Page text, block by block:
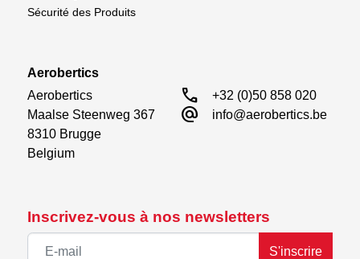
Inscrivez-vous à nos newsletters
S'inscrire
Sécurité des Produits
Aerobertics
Aerobertics
Maalse Steenweg 367
8310 Brugge
Belgium
call +32 (0)50 858 020
alternate_email info@aerobertics.be